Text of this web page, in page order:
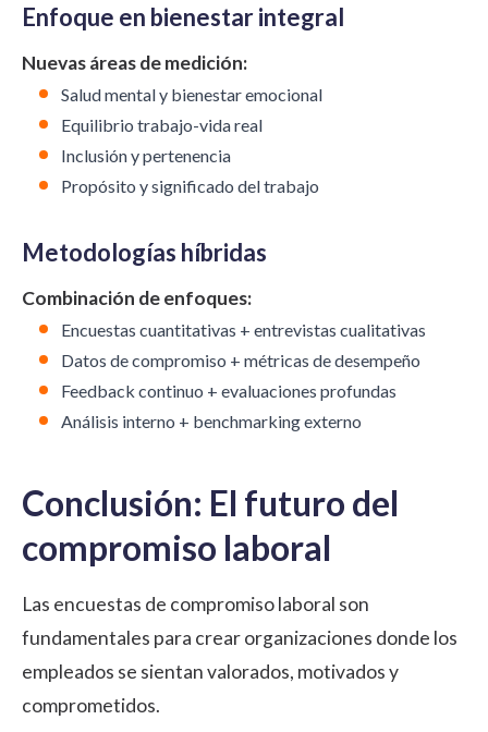
Enfoque en bienestar integral
Nuevas áreas de medición:
Salud mental y bienestar emocional
Equilibrio trabajo-vida real
Inclusión y pertenencia
Propósito y significado del trabajo
Metodologías híbridas
Combinación de enfoques:
Encuestas cuantitativas + entrevistas cualitativas
Datos de compromiso + métricas de desempeño
Feedback continuo + evaluaciones profundas
Análisis interno + benchmarking externo
Conclusión: El futuro del
compromiso laboral
Las encuestas de compromiso laboral son
fundamentales para crear organizaciones donde los
empleados se sientan valorados, motivados y
comprometidos.